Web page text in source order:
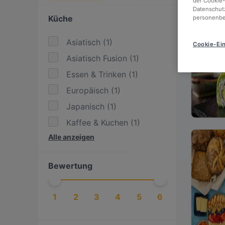
Küche
Asiatisch (1)
Asiatisch Fusion (1)
Essen & Trinken (1)
Europäisch (1)
Japanisch (1)
Kaffee & Kuchen (1)
Sushi (1
Alle anzeigen
Bewertung
1 2 3 4 5 6
Cookie-